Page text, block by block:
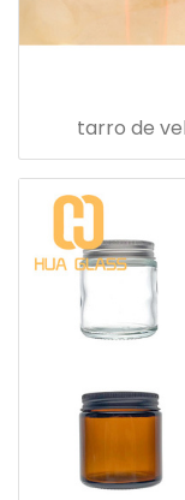
tarro de